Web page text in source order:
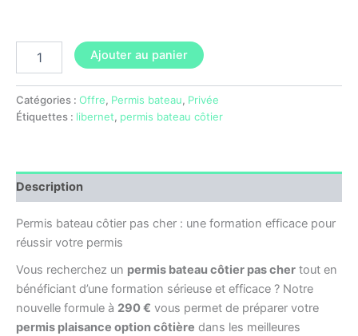
Ajouter au panier
Catégories : Offre, Permis bateau, Privée
Étiquettes : libernet, permis bateau côtier
Description
Permis bateau côtier pas cher : une formation efficace pour
réussir votre permis
Vous recherchez un permis bateau côtier pas cher tout en
bénéficiant d’une formation sérieuse et efficace ? Notre
nouvelle formule à 290 € vous permet de préparer votre
permis plaisance option côtière dans les meilleures